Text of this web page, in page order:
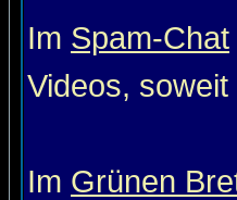
Im Spam-Chat
Videos,
Im Grünen